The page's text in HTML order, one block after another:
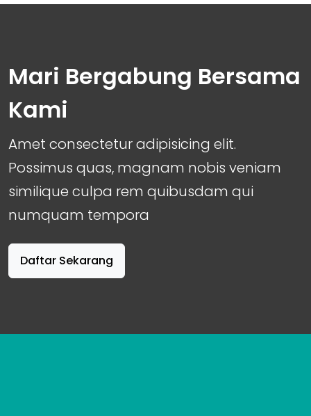
Mari Bergabung Bersama
Kami
Amet consectetur adipisicing elit.
Possimus quas, magnam nobis veniam
similique culpa rem quibusdam qui
numquam tempora
Daftar Sekarang